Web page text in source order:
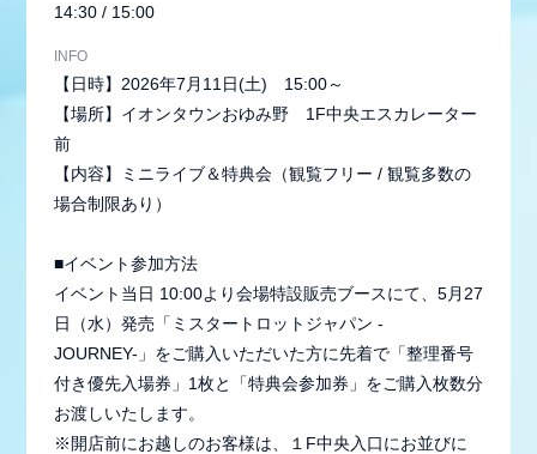
番組紹介
14:30 / 15:00
INFO
【日時】2026年7月11日(土) 15:00～
【場所】イオンタウンおゆみ野 1F中央エスカレーター
前
【内容】ミニライブ＆特典会（観覧フリー / 観覧多数の
場合制限あり）
■イベント参加方法
イベント当日 10:00より会場特設販売ブースにて、5月27
日（水）発売「ミスタートロットジャパン -
JOURNEY-」をご購入いただいた方に先着で「整理番号
付き優先入場券」1枚と「特典会参加券」をご購入枚数分
お渡しいたします。
※開店前にお越しのお客様は、１F中央入口にお並びに